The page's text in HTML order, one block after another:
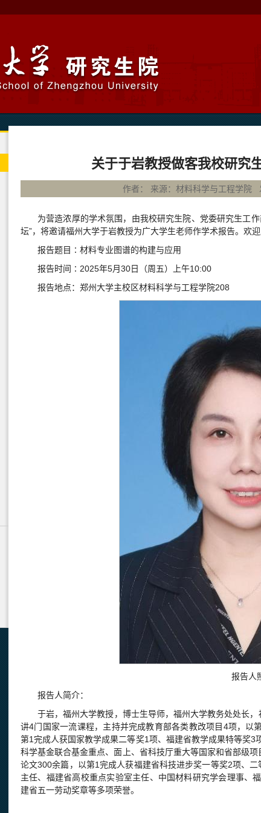
关于于岩教授做客我校研究
作者： 来源：材料科学与工程学院
为营造浓厚的学术氛围，由我校研究生院、党委研究生工
坛”，将邀请福州大学于岩教授为广大学生老师作学术报告。欢迎
报告题目∶材料专业图谱的构建与应用
报告时间∶2025年5月30日（周五）上午10:00
报告地点：郑州大学主校区材料科学与工程学院208
报告人
报告人简介：
于岩，福州大学教授，博士生导师，福州大学教务处处长
讲4门国家一流课程，主持并完成教育部各类教改项目4项，以
第1完成人获国家教学成果二等奖1项、福建省教学成果特等奖
科学基金联合基金重点、面上、省科技厅重大等国家和省部级
论文300余篇，以第1完成人获福建省科技进步奖一等奖2项、
主任、福建省高校重点实验室主任、中国材料研究学会理事、
建省五一劳动奖章等多项荣誉。